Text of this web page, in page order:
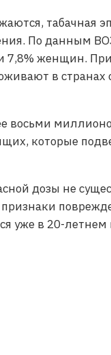
табачная
По данным
7,8% женщин.
в
восьми
которые
дозы не
признаки
уже в 20-летнем